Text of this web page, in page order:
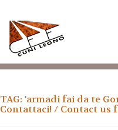
TAG: 'armadi fai da te
Contattaci! / Contact us